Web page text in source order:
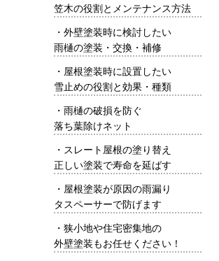
笠木の役割とメンテナンス方法
・ 外壁塗装時に検討したい
雨樋の塗装・交換・補修
・ 屋根塗装時に設置したい
雪止めの役割と効果・種類
・ 雨樋の破損を防ぐ
落ち葉除けネット
・ スレート屋根の塗り替え
正しい塗装で寿命を延ばす
・ 屋根塗装が原因の雨漏り
タスペーサーで防げます
・ 狭小地や住宅密集地の
外壁塗装もお任せください！